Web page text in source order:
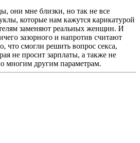
они мне близки, но так не все
которые нам кажутся карикатурой
заменяют реальных женщин. И
зазорного и напротив считают
что смогли решить вопрос секса,
не просит зарплаты, а также не
многим другим параметрам.